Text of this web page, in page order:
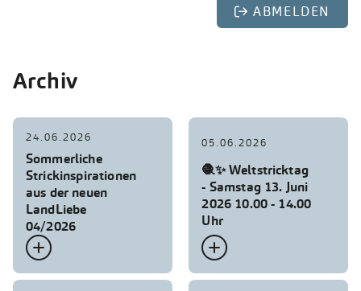
Archiv
24.06.2026
Sommerliche
Strickinspirationen
aus der neuen
LandLiebe
04/2026

05.06.2026
🧶✨ Weltstricktag
- Samstag 13. Juni
2026 10.00 - 14.00
Uhr
